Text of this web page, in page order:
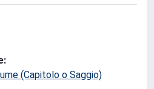
(Capitolo o Saggio)